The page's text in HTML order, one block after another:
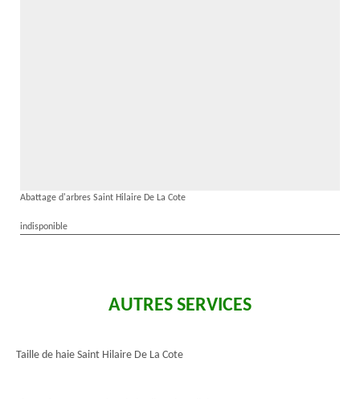
Abattage d'arbres Saint Hilaire De La Cote
indisponible
AUTRES SERVICES
Taille de haie Saint Hilaire De La Cote